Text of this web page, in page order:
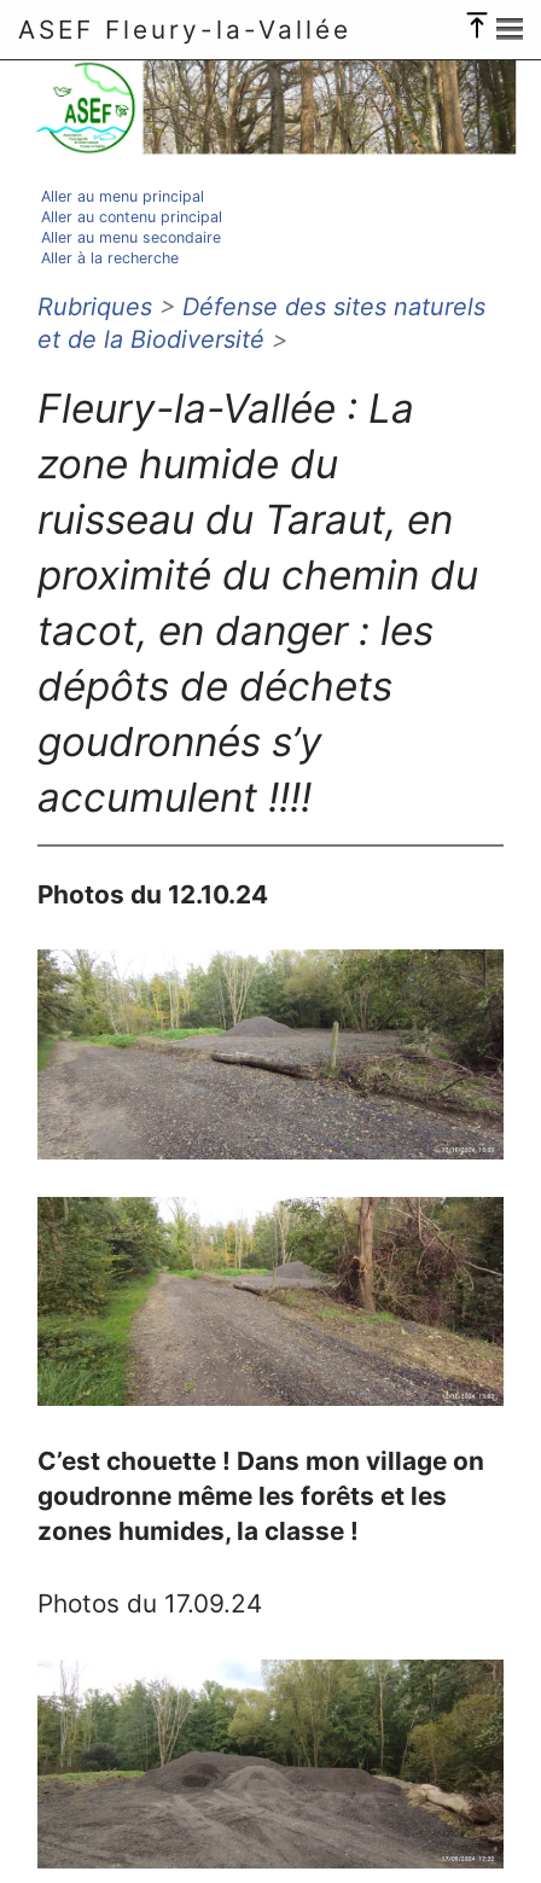
ASEF Fleury-la-Vallée
Aller au menu principal
Aller au contenu principal
Aller au menu secondaire
Aller à la recherche
Rubriques > Défense des sites naturels
et de la Biodiversité >
Fleury-la-Vallée : La
zone humide du
ruisseau du Taraut, en
proximité du chemin du
tacot, en danger : les
dépôts de déchets
goudronnés s’y
accumulent !!!!
Photos du 12.10.24
C’est chouette ! Dans mon village on
goudronne même les forêts et les
zones humides, la classe !
Photos du 17.09.24